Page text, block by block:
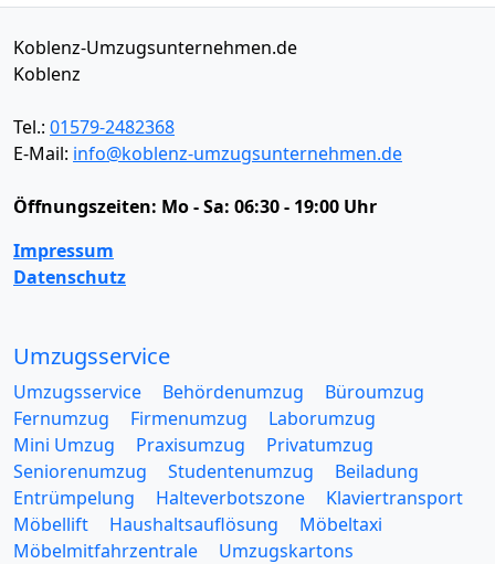
Koblenz-Umzugsunternehmen.de
Koblenz
Tel.: 01579-2482368
E-Mail: info@koblenz-umzugsunternehmen.de
Öffnungszeiten: Mo - Sa: 06:30 - 19:00 Uhr
Impressum
Datenschutz
Umzugsservice
Umzugsservice Behördenumzug
Büroumzug
Fernumzug
Firmenumzug
Laborumzug
Mini Umzug
Praxisumzug
Privatumzug
Seniorenumzug
Studentenumzug
Beiladung
Entrümpelung
Halteverbotszone
Klaviertransport
Möbellift
Haushaltsauflösung
Möbeltaxi
Möbelmitfahrzentrale
Umzugskartons